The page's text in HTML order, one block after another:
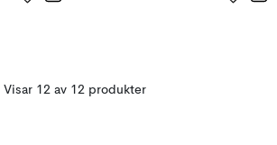
Visar 12 av 12 produkter